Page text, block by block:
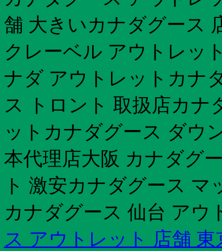
舗 大きいカナダグース
クレーベル アウトレッ
ナダ アウトレットカナ
ス トロント 取扱店カナ
ットカナダグース ダウ
本代理店大阪 カナダグ
ト 激安カナダグース
カナダグース 仙台 アウ
ス アウトレット 店舗 東